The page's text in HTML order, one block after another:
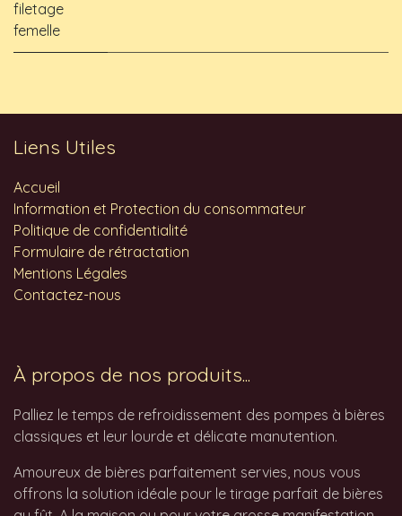
filetage
femelle
Liens Utiles
Accueil
Information et Protection du consommateur
Politique de confidentialité
Formulaire de rétractation
Mentions Légales
Contactez-nous
À propos de nos produits...
Palliez le temps de refroidissement des pompes à bières
classiques et leur lourde et délicate manutention.
Amoureux de bières parfaitement servies, nous vous
offrons la solution idéale pour le tirage parfait de bières